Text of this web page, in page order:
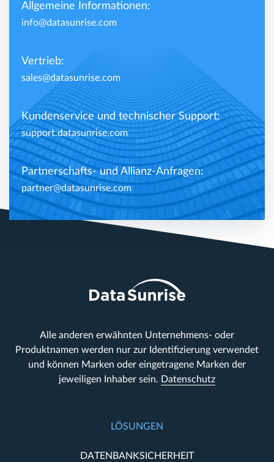
Allgemeine Informationen:
info@datasunrise.com
Vertrieb:
sales@datasunrise.com
Kundenservice und technischer Support:
support.datasunrise.com
Partnerschafts- und Allianz-Anfragen:
partner@datasunrise.com
Alle anderen erwähnten Unternehmens- oder
Produktnamen werden nur zur Identifizierung verwendet
und können Marken oder eingetragene Marken der
jeweiligen Inhaber sein. Datenschutz
LÖSUNGEN
DATENBANKSICHERHEIT